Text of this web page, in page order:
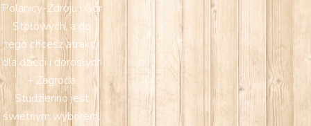
Polanicy-Zdroju i Gór
Stołowych, a do
tego chcesz atrakcji
dla dzieci i dorosłych
– Zagroda
Studzienno jest
świetnym wyborem.